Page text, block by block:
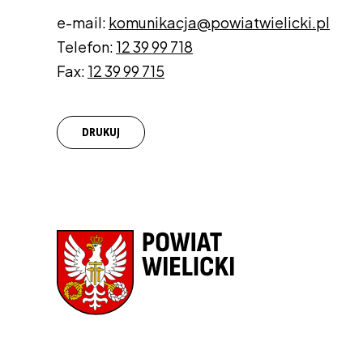
e-mail: komunikacja@powiatwielicki.pl
Telefon: 12 39 99 718
Fax: 12 39 99 715
DRUKUJ